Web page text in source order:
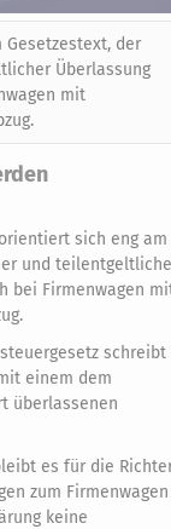
Gesetzestext, der
Überlassung
mit
sich eng am
und
bei Firmenwagen
schreibt
einem dem
überlassenen
es für die
zum Firmenwagen
keine